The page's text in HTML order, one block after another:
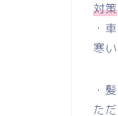
対策
・
寒
・
た